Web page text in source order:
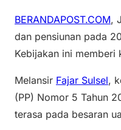
BERANDAPOST.COM,
dan pensiunan pada
Kebijakan ini memberi
Melansir Fajar Sulsel,
(PP) Nomor 5 Tahun
terasa pada besaran